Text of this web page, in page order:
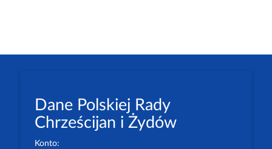
Dane Polskiej Rady
Chrześcijan i Żydów
Konto: